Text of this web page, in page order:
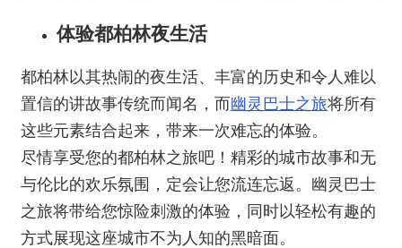
体验都柏林夜生活
都柏林以其热闹的夜生活、丰富的历史和令人难以
置信的讲故事传统而闻名，而 幽灵巴士之旅将所有
这些元素结合起来，带来一次难忘的体验。
尽情享受您的都柏林之旅吧！精彩的城市故事和无
与伦比的欢乐氛围，定会让您流连忘返。幽灵巴士
之旅将带给您惊险刺激的体验，同时以轻松有趣的
方式展现这座城市不为人知的黑暗面。